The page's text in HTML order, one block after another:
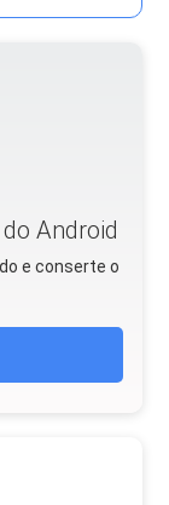
Android
e conserte o